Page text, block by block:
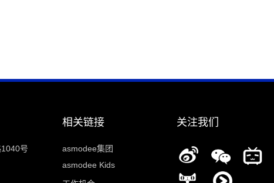
号
相关链接
asmodee集团
asmodee Kids
关注我们